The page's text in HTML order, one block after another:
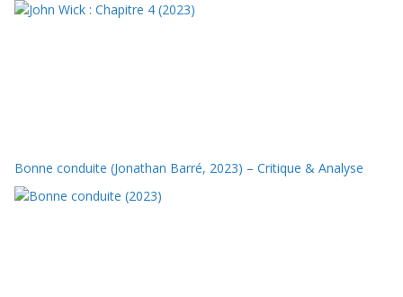
Bonne conduite (Jonathan Barré, 2023) – Critique & Analyse